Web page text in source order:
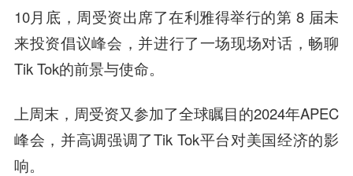
10月底，周受资出席了在利雅得举行的第 8 届未
来投资倡议峰会，并进行了一场现场对话，畅聊
Tik Tok的前景与使命。
上周末，周受资又参加了全球瞩目的2024年APEC
峰会，并高调强调了Tik Tok平台对美国经济的影
响。